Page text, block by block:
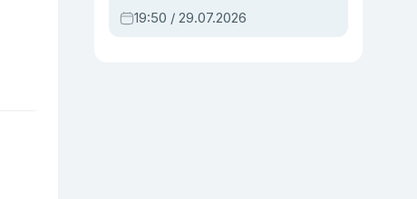
чиққан қаҳрамон —
Украина армияси бош
19:50 / 29.07.2026